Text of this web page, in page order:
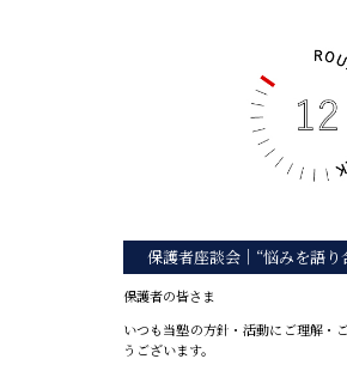
保護者座談会｜“悩みを語り
保護者の皆さま
いつも当塾の方針・活動にご理解・
うございます。